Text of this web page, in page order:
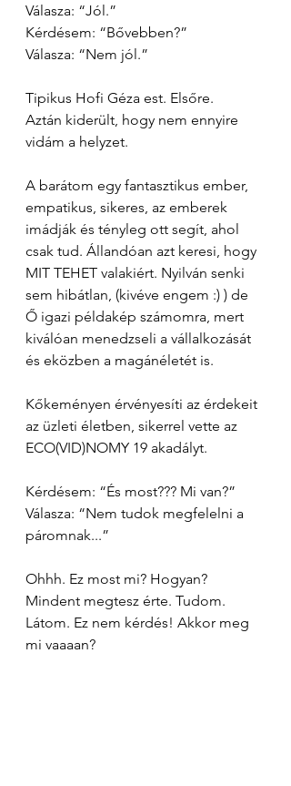
Válasza: “Jól.”
Kérdésem: “Bővebben?”
Válasza: “Nem jól.”
Tipikus Hofi Géza est. Elsőre.
Aztán kiderült, hogy nem ennyire
vidám a helyzet.
A barátom egy fantasztikus ember,
empatikus, sikeres, az emberek
imádják és tényleg ott segít, ahol
csak tud. Állandóan azt keresi, hogy
MIT TEHET valakiért. Nyilván senki
sem hibátlan, (kivéve engem :) ) de
Ő igazi példakép számomra, mert
kiválóan menedzseli a vállalkozását
és eközben a magánéletét is.
Kőkeményen érvényesíti az érdekeit
az üzleti életben, sikerrel vette az
ECO(VID)NOMY 19 akadályt.
Kérdésem: “És most??? Mi van?”
Válasza: “Nem tudok megfelelni a
páromnak...”
Ohhh. Ez most mi? Hogyan?
Mindent megtesz érte. Tudom.
Látom. Ez nem kérdés! Akkor meg
mi vaaaan?